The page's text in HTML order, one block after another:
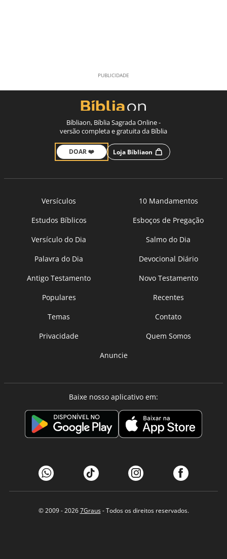
Bíbliaon, Bíblia Sagrada Online -
versão completa e gratuita da Bíblia
DOAR ❤️ Loja Bíbliaon
Versículos
10 Mandamentos
Estudos Bíblicos
Esboços de Pregação
Versículo do Dia
Salmo do Dia
Palavra do Dia
Devocional Diário
Antigo Testamento
Novo Testamento
Populares
Recentes
Temas
Contato
Privacidade
Quem Somos
Anuncie
Baixe nosso aplicativo em:
© 2009 - 20267Graus- Todos os direitos reservados.